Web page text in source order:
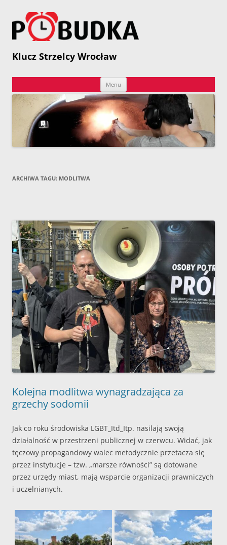
treści
Klucz Strzelcy Wrocław
Menu
ARCHIWA TAGU: MODLITWA
Kolejna modlitwa wynagradzająca za
grzechy sodomii
Jak co roku środowiska LGBT_Itd_Itp. nasilają swoją
działalność w przestrzeni publicznej w czerwcu. Widać, jak
tęczowy propagandowy walec metodycznie przetacza się
przez instytucje – tzw. „marsze równości” są dotowane
przez urzędy miast, mają wsparcie organizacji prawniczych
i uczelnianych.